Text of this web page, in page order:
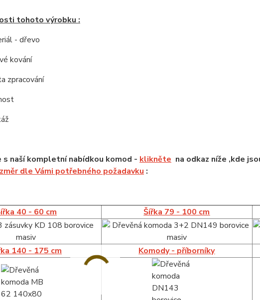
tohoto výrobku :
- dřevo
kování
zpracování
s naší kompletní nabídkou komod - klikněte na odkaz níže ,kde
dle Vámi potřebného požadavku :
40 - 60 cm Šířka 79 - 100 cm
140 - 175 cm Komody - příborníky